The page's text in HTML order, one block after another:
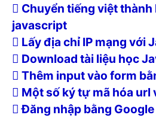
Chuyển tiếng việt thành
javascript
Lấy địa chỉ IP mạng với
Download tài liệu học
Thêm input vào form
Một số ký tự mã hóa url
Đăng nhập bằng